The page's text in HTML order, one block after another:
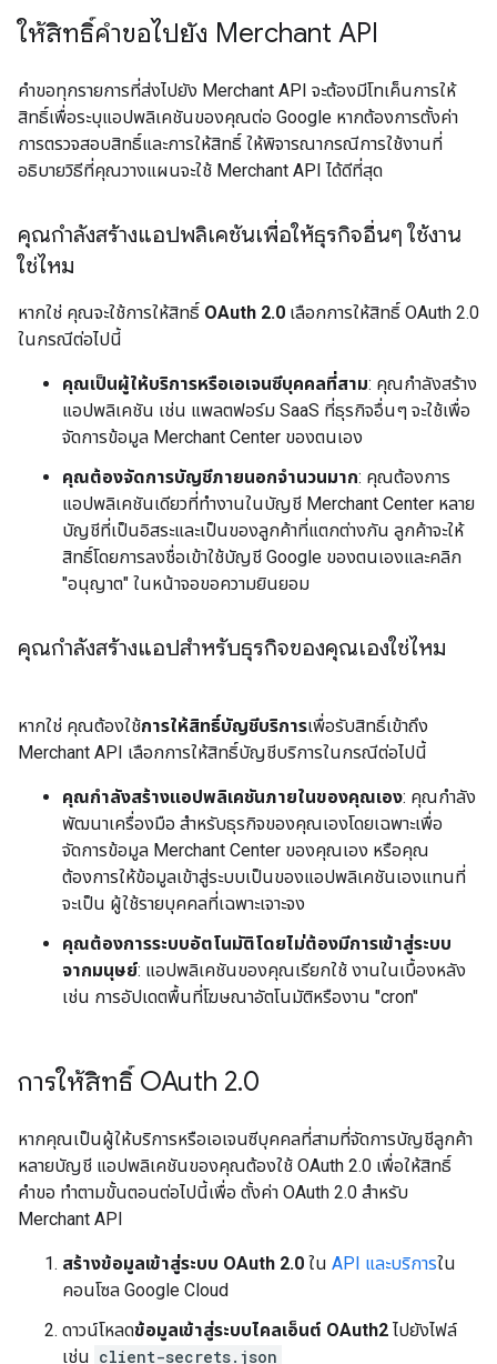
ให้สิทธิ์คำขอไปยัง Merchant API
คำขอทุกรายการที่ส่งไปยัง Merchant API จะต้องมีโทเค็นการให้
สิทธิ์เพื่อระบุแอปพลิเคชันของคุณต่อ Google หากต้องการตั้งค่า
การตรวจสอบสิทธิ์และการให้สิทธิ์ ให้พิจารณากรณีการใช้งานที่
อธิบายวิธีที่คุณวางแผนจะใช้ Merchant API ได้ดีที่สุด
คุณกำลังสร้างแอปพลิเคชันเพื่อให้ธุรกิจอื่นๆ ใช้งาน
ใช่ไหม
หากใช่ คุณจะใช้การให้สิทธิ์ OAuth 2.0 เลือกการให้สิทธิ์ OAuth 2.0
ในกรณีต่อไปนี้
คุณเป็นผู้ให้บริการหรือเอเจนซีบุคคลที่สาม: คุณกำลังสร้าง
แอปพลิเคชัน เช่น แพลตฟอร์ม SaaS ที่ธุรกิจอื่นๆ จะใช้เพื่อ
จัดการข้อมูล Merchant Center ของตนเอง
คุณต้องจัดการบัญชีภายนอกจำนวนมาก: คุณต้องการ
แอปพลิเคชันเดียวที่ทำงานในบัญชี Merchant Center หลาย
บัญชีที่เป็นอิสระและเป็นของลูกค้าที่แตกต่างกัน ลูกค้าจะให้
สิทธิ์โดยการลงชื่อเข้าใช้บัญชี Google ของตนเองและคลิก
"อนุญาต" ในหน้าจอขอความยินยอม
คุณกำลังสร้างแอปสำหรับธุรกิจของคุณเองใช่ไหม
หากใช่ คุณต้องใช้การให้สิทธิ์บัญชีบริการเพื่อรับสิทธิ์เข้าถึง
Merchant API เลือกการให้สิทธิ์บัญชีบริการในกรณีต่อไปนี้
คุณกำลังสร้างแอปพลิเคชันภายในของคุณเอง: คุณกำลัง
พัฒนาเครื่องมือ สำหรับธุรกิจของคุณเองโดยเฉพาะเพื่อ
จัดการข้อมูล Merchant Center ของคุณเอง หรือคุณ
ต้องการให้ข้อมูลเข้าสู่ระบบเป็นของแอปพลิเคชันเองแทนที่
จะเป็น ผู้ใช้รายบุคคลที่เฉพาะเจาะจง
คุณต้องการระบบอัตโนมัติโดยไม่ต้องมีการเข้าสู่ระบบ
จากมนุษย์: แอปพลิเคชันของคุณเรียกใช้ งานในเบื้องหลัง
เช่น การอัปเดตพื้นที่โฆษณาอัตโนมัติหรืองาน "cron"
การให้สิทธิ์ OAuth 2.0
หากคุณเป็นผู้ให้บริการหรือเอเจนซีบุคคลที่สามที่จัดการบัญชีลูกค้า
หลายบัญชี แอปพลิเคชันของคุณต้องใช้ OAuth 2.0 เพื่อให้สิทธิ์
คำขอ ทำตามขั้นตอนต่อไปนี้เพื่อ ตั้งค่า OAuth 2.0 สำหรับ
Merchant API
สร้างข้อมูลเข้าสู่ระบบ OAuth 2.0 ใน API และบริการใน
คอนโซล Google Cloud
ดาวน์โหลดข้อมูลเข้าสู่ระบบไคลเอ็นต์ OAuth2 ไปยังไฟล์
เช่น client-secrets.json